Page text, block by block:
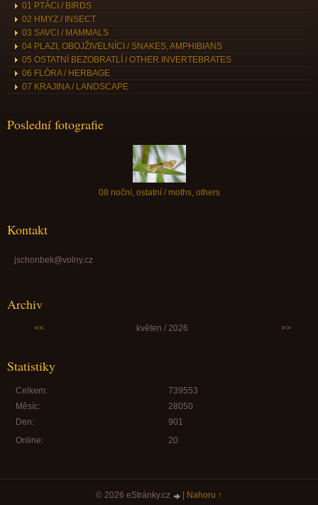
01 PTÁCI / BIRDS
02 HMYZ / INSECT
03 SAVCI / MAMMALS
04 PLAZI, OBOJŽIVELNÍCI / SNAKES, AMPHIBIANS
05 OSTATNÍ BEZOBRATLÍ / OTHER INVERTEBRATES
06 FLÓRA / HERBAGE
07 KRAJINA / LANDSCAPE
Poslední fotografie
08 noční, ostatní / moths, others
Kontakt
jschonbek@volny.cz
Archiv
<< květen / 2026 >>
Statistiky
Online: 20
Celkem:
739553
Měsíc:
28050
Den:
901
© 2026 eStránky.cz Nahoru ↑